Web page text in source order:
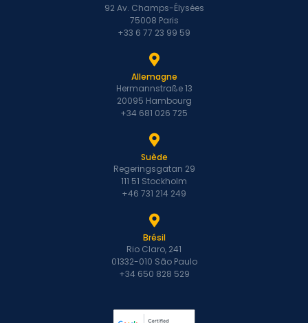
92 Av. Champs-Élysées
75008 Paris
+33 6 77 23 99 59
Allemagne
Hermannstraße 13
20095 Hambourg
+34 681 026 725
Suède
Regeringsgatan 29
111 51 Stockholm
+46 731 214 249
Brésil
Rio Claro, 241
01332-010 São Paulo
+34 650 828 529